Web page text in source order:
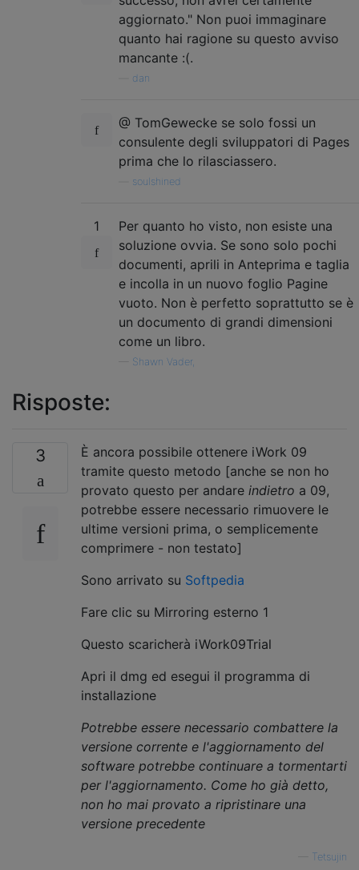
aggiornato." Non puoi immaginare
quanto hai ragione su questo avviso
mancante :(.
dan
@ TomGewecke se solo fossi un
consulente degli sviluppatori di Pages
prima che lo rilasciassero.
soulshined
1
Per quanto ho visto, non esiste una
soluzione ovvia. Se sono solo pochi
documenti, aprili in Anteprima e taglia
e incolla in un nuovo foglio Pagine
vuoto. Non è perfetto soprattutto se è
un documento di grandi dimensioni
come un libro.
Shawn Vader,
Risposte:
3
È ancora possibile ottenere iWork 09
tramite questo metodo [anche se non ho
provato questo per andare indietro a 09,
potrebbe essere necessario rimuovere le
ultime versioni prima, o semplicemente
comprimere - non testato]
Sono arrivato su Softpedia
Fare clic su Mirroring esterno 1
Questo scaricherà iWork09Trial
Apri il dmg ed esegui il programma di
installazione
Potrebbe essere necessario combattere la
versione corrente e l'aggiornamento del
software potrebbe continuare a tormentarti
per l'aggiornamento. Come ho già detto,
non ho mai provato a ripristinare una
versione precedente
Tetsujin